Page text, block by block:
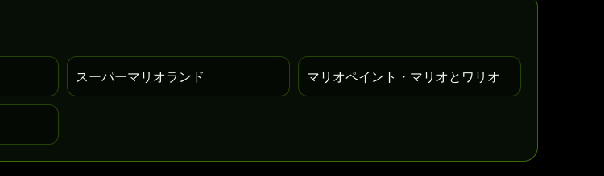
スーパーマリオランド マリオペイント・マリオとワリオ